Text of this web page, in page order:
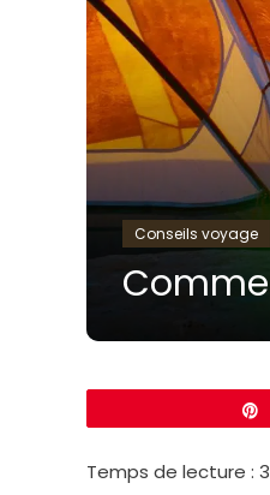
Conseils voyage
Temps de lecture : 3